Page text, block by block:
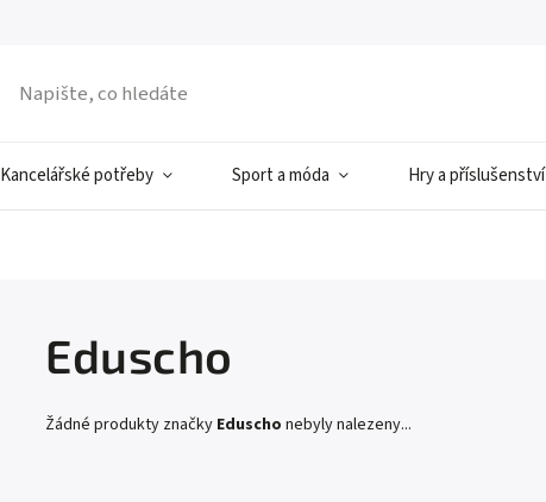
Kancelářské potřeby Sport a móda Hry a příslušenství
Eduscho
Žádné produkty značky Eduscho nebyly nalezeny...